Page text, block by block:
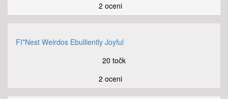
2 oceni
FI*Nest Weirdos Ebulliently Joyful
20 točk
2 oceni